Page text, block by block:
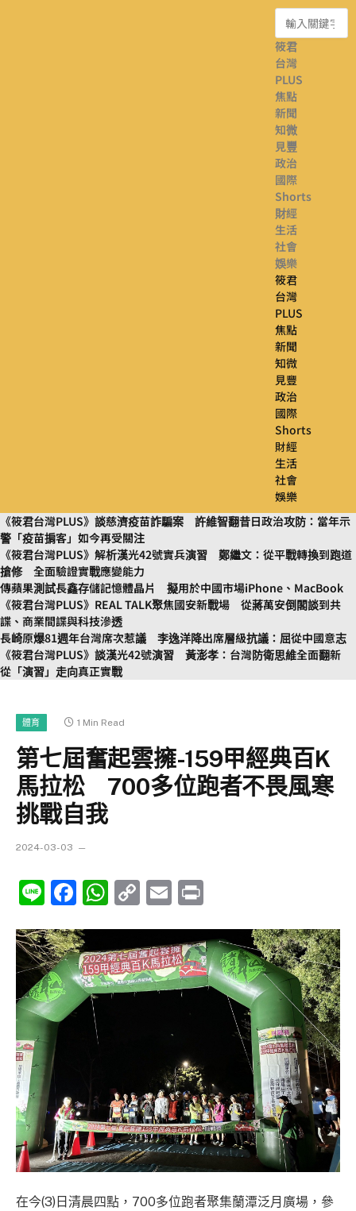
筱君
台灣
PLUS
焦點
新聞
知微
見豐
政治
國際
Shorts
財經
生活
社會
娛樂
筱君
台灣
PLUS
焦點
新聞
知微
見豐
政治
國際
Shorts
財經
生活
社會
娛樂
《筱君台灣PLUS》談慈濟疫苗詐騙案 許維智翻昔日政治攻防：當年示
警「疫苗掮客」如今再受關注
《筱君台灣PLUS》解析漢光42號實兵演習 鄭繼文：從平戰轉換到跑道
搶修 全面驗證實戰應變能力
傳蘋果測試長鑫存儲記憶體晶片 擬用於中國市場iPhone、MacBook
《筱君台灣PLUS》REAL TALK聚焦國安新戰場 從蔣萬安倒閣談到共
諜、商業間諜與科技滲透
長崎原爆81週年台灣席次惹議 李逸洋降出席層級抗議：屈從中國意志
《筱君台灣PLUS》談漢光42號演習 黃澎孝：台灣防衛思維全面翻新
從「演習」走向真正實戰
體育 1 Min Read
第七屆奮起雲擁-159甲經典百K
馬拉松 700多位跑者不畏風寒
挑戰自我
2024-03-03
LineFacebook
WhatsApp
CopyEmail
在今(3)日清晨四點，700多位跑者聚集蘭潭泛月廣場，參